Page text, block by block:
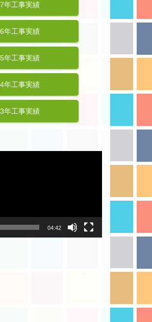
年工事実績
年工事実績
年工事実績
年工事実績
年工事実績
04:42